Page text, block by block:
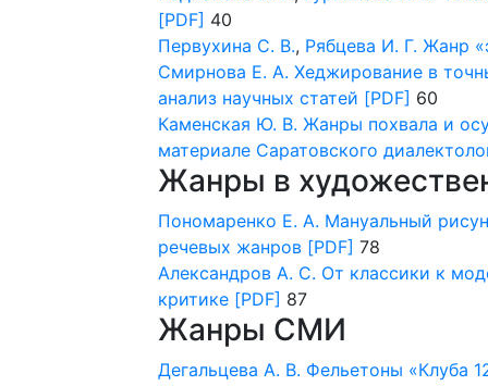
[PDF] 40
Первухина С. В., Рябцева И. Г. Жанр
Смирнова Е. А. Хеджирование в
анализ научных статей [PDF] 60
Каменская Ю. В. Жанры похвала и
материале Саратовского
Жанры в
Пономаренко Е. А. Мануальный
речевых жанров [PDF] 78
Александров А. С. От классики к
критике [PDF] 87
Жанры СМИ
Дегальцева А. В. Фельетоны «Клуба